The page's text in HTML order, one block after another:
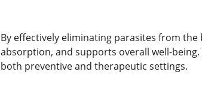
By effectively eliminating parasites from
absorption, and supports overall well-
both preventive and therapeutic settings.